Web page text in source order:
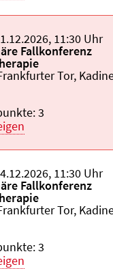
und Anfangszeit:
, 11:30 Uhr
Fallkonferenz
Tor,
3
und Anfangszeit:
, 11:30 Uhr
Fallkonferenz
Tor,
3